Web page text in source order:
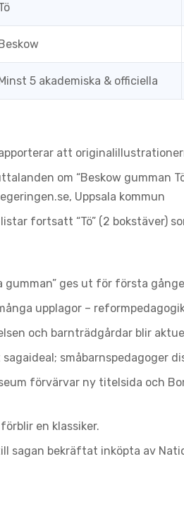
Beskow
Minst 5 akademiska & officiella
att
om “Beskow gumman
Uppsala kommun
fortsatt “Tö” (2 bokstäver)
gumman” ges ut för första
upplagor –
och barnträdgårdar blir
sagaideal; småbarnspedagoger
förvärvar ny titelsida och
en klassiker.
sagan bekräftat inköpta av